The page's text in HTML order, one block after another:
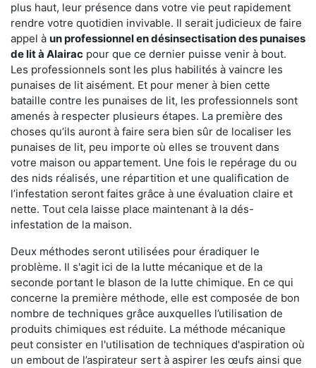
plus haut, leur présence dans votre vie peut rapidement
rendre votre quotidien invivable. Il serait judicieux de faire
appel à un professionnel en désinsectisation des punaises
de lit à Alairac pour que ce dernier puisse venir à bout.
Les professionnels sont les plus habilités à vaincre les
punaises de lit aisément. Et pour mener à bien cette
bataille contre les punaises de lit, les professionnels sont
amenés à respecter plusieurs étapes. La première des
choses qu’ils auront à faire sera bien sûr de localiser les
punaises de lit, peu importe où elles se trouvent dans
votre maison ou appartement. Une fois le repérage du ou
des nids réalisés, une répartition et une qualification de
l’infestation seront faites grâce à une évaluation claire et
nette. Tout cela laisse place maintenant à la dés-
infestation de la maison.
Deux méthodes seront utilisées pour éradiquer le
problème. Il s'agit ici de la lutte mécanique et de la
seconde portant le blason de la lutte chimique. En ce qui
concerne la première méthode, elle est composée de bon
nombre de techniques grâce auxquelles l’utilisation de
produits chimiques est réduite. La méthode mécanique
peut consister en l'utilisation de techniques d'aspiration où
un embout de l’aspirateur sert à aspirer les œufs ainsi que